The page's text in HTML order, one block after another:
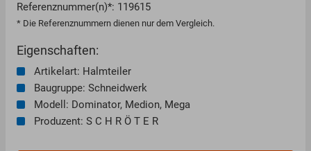
Referenznummer(n)*: 119615
* Die Referenznummern dienen nur dem Vergleich.
Eigenschaften:
Artikelart: Halmteiler
Baugruppe: Schneidwerk
Modell: Dominator, Medion, Mega
Produzent: S C H R Ö T E R